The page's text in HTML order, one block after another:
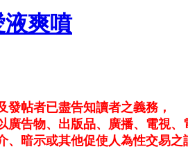
爽噴
發帖者已盡告知讀者之義務，
廣告物、出版品、廣播、電視、
暗示或其他促使人為性交易